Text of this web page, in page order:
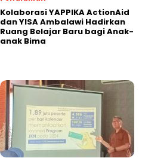
Kolaborasi YAPPIKA ActionAid
dan YISA Ambalawi Hadirkan
Ruang Belajar Baru bagi Anak-
anak Bima